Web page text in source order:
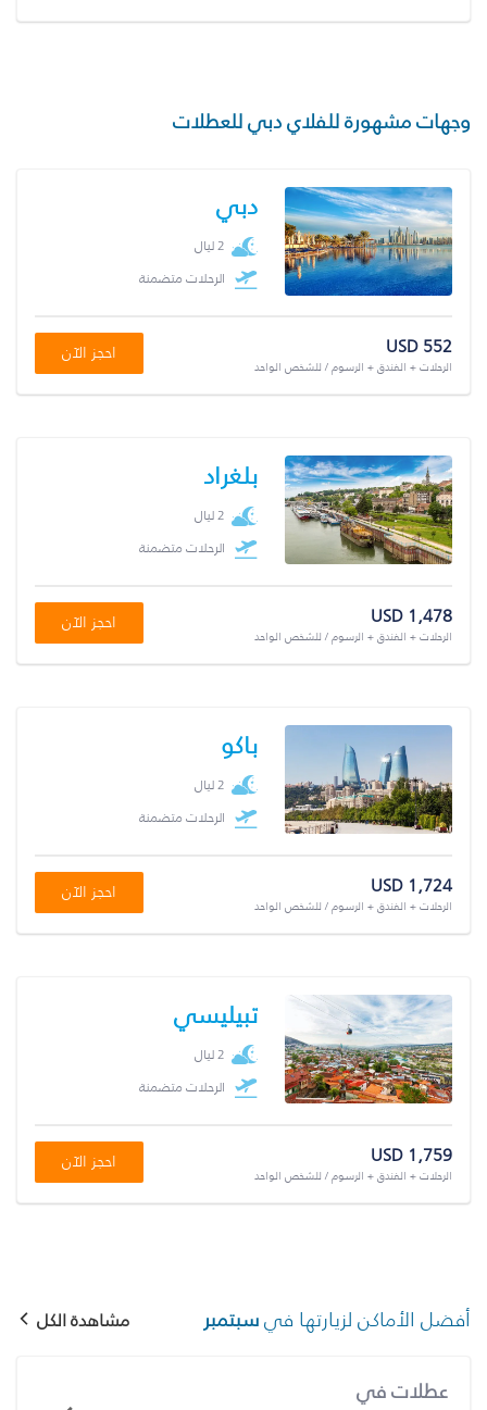
وجهات مشهورة للفلاي دبي للعطلات
دبي
2 ليال
الرحلات متضمنة
USD 552
الرحلات + الفندق + الرسوم / للشخص الواحد
احجز الآن
بلغراد
2 ليال
الرحلات متضمنة
USD 1,478
الرحلات + الفندق + الرسوم / للشخص الواحد
احجز الآن
باكو
2 ليال
الرحلات متضمنة
USD 1,724
الرحلات + الفندق + الرسوم / للشخص الواحد
احجز الآن
تبيليسي
2 ليال
الرحلات متضمنة
USD 1,759
الرحلات + الفندق + الرسوم / للشخص الواحد
احجز الآن
أفضل الأماكن لزيارتها فيسبتمبر مشاهدة الكل
عطلات في